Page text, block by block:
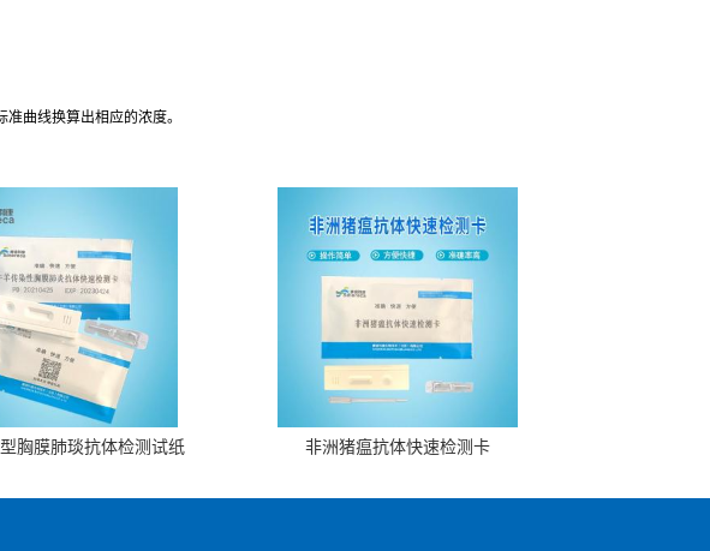
曲线换算出相应的浓度。
胸膜肺琰抗体检测试纸 非洲猪瘟抗体快速检测卡